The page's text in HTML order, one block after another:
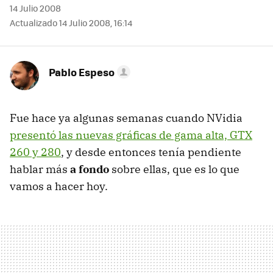
14 Julio 2008
Actualizado 14 Julio 2008, 16:14
Pablo Espeso
Fue hace ya algunas semanas cuando NVidia
presentó las nuevas gráficas de gama alta, GTX
260 y 280, y desde entonces tenía pendiente
hablar más a fondo sobre ellas, que es lo que
vamos a hacer hoy.